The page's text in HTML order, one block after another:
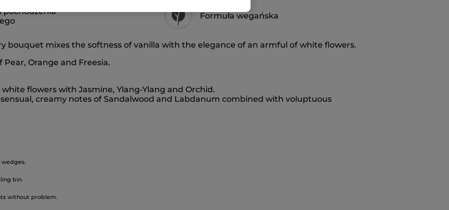
pochodzenia
Formuła wegańska
bouquet mixes the softness of vanilla with the elegance of an armful of white flowers.
Orange and Freesia.
flowers with Jasmine, Ylang-Ylang and Orchid.
creamy notes of Sandalwood and Labdanum combined with voluptuous
wedges.
bin.
without problem.